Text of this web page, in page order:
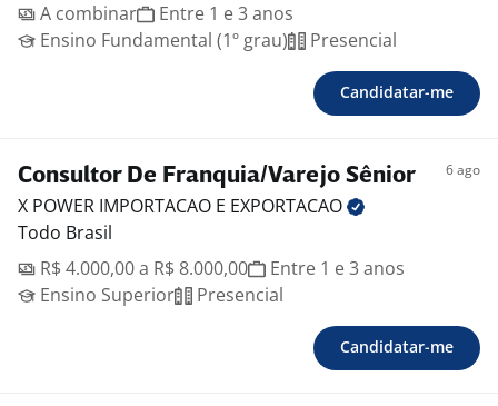
A combinar
Entre 1 e 3 anos
Ensino Fundamental (1º grau)
Presencial
Candidatar-me
Consultor De Franquia/Varejo Sênior 6 ago
X POWER IMPORTACAO E EXPORTACAO
Todo Brasil
R$ 4.000,00 a R$ 8.000,00
Entre 1 e 3 anos
Ensino Superior
Presencial
Candidatar-me